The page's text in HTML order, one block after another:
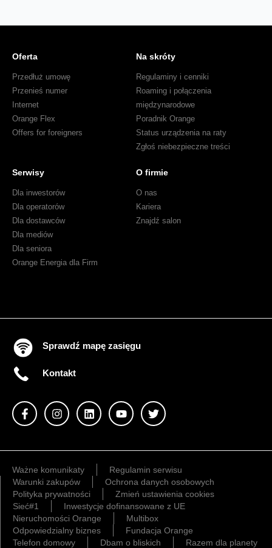
Oferta
Przedłuż umowę
Przenieś numer
Internet
Orange Flex
Offers for foreigners
Na skróty
Regulaminy i cenniki
Roaming i połączenia
międzynarodowe
Poradnik Orange
Status urządzenia na raty
Zgłoś niebezpieczne treści
Serwisy
Dla inwestorów
Dla operatorów
Dla dostawców
Dla mediów
Dla seniora
Orange Energia dla Firm
O firmie
O nas
Kariera
Znajdź salon
Sprawdź mapę zasięgu
Kontakt
Ważne komunikaty
Regulamin serwisu
Warunki zakupów
Ochrona danych osobowych
Polityka prywatności
Zmień ustawienia cookies
Sieć#1
Inwestycje dofinansowane z UE
Nieruchomości Orange
Multibox
Odpowiedzialny biznes
Fundacja Orange
Telefon domowy
Dbam o bliskich Razem dla planety